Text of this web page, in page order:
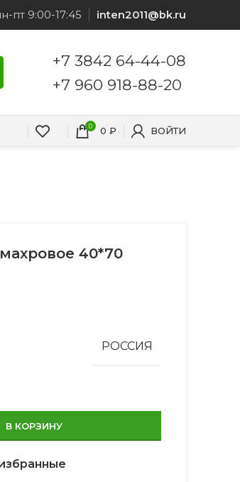
пт 9:00-17:45 inten2011@bk.ru
+7 3842 64-44-08
+7 960 918-88-20
0 0 ₽ ВОЙТИ
40*70
РОССИЯ
В КОРЗИНУ